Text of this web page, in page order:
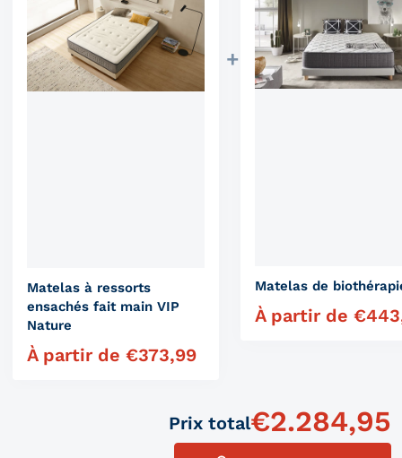
Matelas à ressorts
ensachés fait main VIP
Nature
Prix régulier
À partir de €373,99
Matelas de
Prix régulier
À partir de €
Prix ​​total€2.284,95